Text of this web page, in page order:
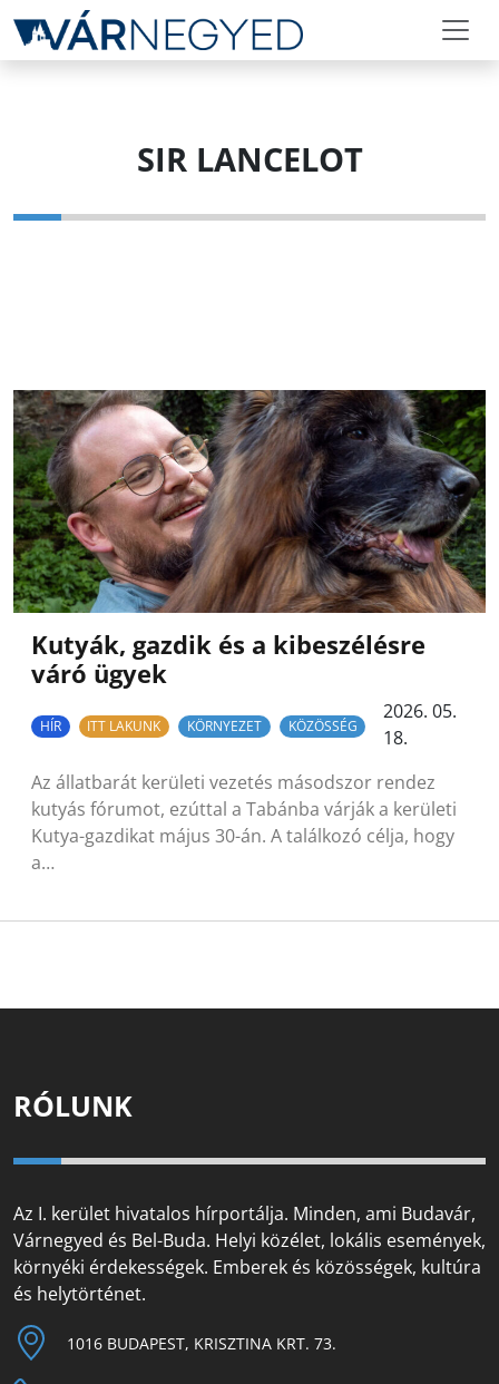
SIR LANCELOT
Kutyák, gazdik és a kibeszélésre
váró ügyek
HÍR ITT LAKUNK KÖRNYEZET KÖZÖSSÉG
2026. 05.
18.
Az állatbarát kerületi vezetés másodszor rendez
kutyás fórumot, ezúttal a Tabánba várják a kerületi
Kutya-gazdikat május 30-án. A találkozó célja, hogy
a…
RÓLUNK
Az I. kerület hivatalos hírportálja. Minden, ami Budavár,
Várnegyed és Bel-Buda. Helyi közélet, lokális események,
környéki érdekességek. Emberek és közösségek, kultúra
és helytörténet.
1016 BUDAPEST, KRISZTINA KRT. 73.